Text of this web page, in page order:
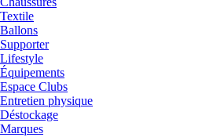
Textile
Ballons
Supporter
Lifestyle
Équipements
Espace Clubs
Entretien physique
Déstockage
Marques